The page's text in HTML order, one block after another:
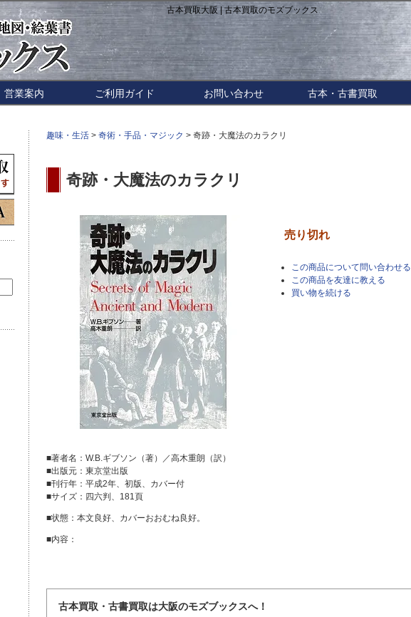
古本買取大阪 | 古本買取のモズブックス
営業案内 ご利用ガイド お問い合わせ 古本・古書買取
趣味・生活 > 奇術・手品・マジック > 奇跡・大魔法のカラクリ
奇跡・大魔法のカラクリ
売り切れ
この商品について問い合わせる
この商品を友達に教える
買い物を続ける
■著者名：W.B.ギブソン（著）／高木重朗（訳）
■出版元：東京堂出版
■刊行年：平成2年、初版、カバー付
■サイズ：四六判、181頁
■状態：本文良好、カバーおおむね良好。
■内容：
古本買取・古書買取は大阪のモズブックスへ！